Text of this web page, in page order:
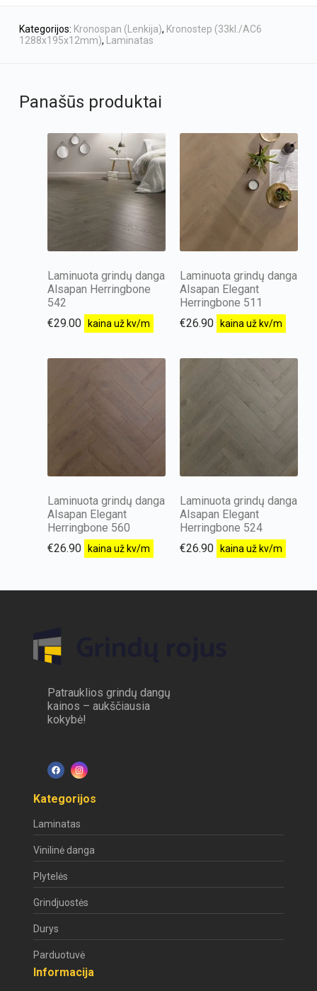
Kategorijos: Kronospan (Lenkija), Kronostep (33kl./AC6
1288x195x12mm), Laminatas
Panašūs produktai
Laminuota grindų danga
Alsapan Herringbone
542
€29.00 kaina už kv/m
Laminuota grindų danga
Alsapan Elegant
Herringbone 511
€26.90 kaina už kv/m
Laminuota grindų danga
Alsapan Elegant
Herringbone 560
€26.90 kaina už kv/m
Laminuota grindų danga
Alsapan Elegant
Herringbone 524
€26.90 kaina už kv/m
Patrauklios grindų dangų
kainos – aukščiausia
kokybė!
Kategorijos
Laminatas
Vinilinė danga
Plytelės
Grindjuostės
Durys
Parduotuvė
Informacija